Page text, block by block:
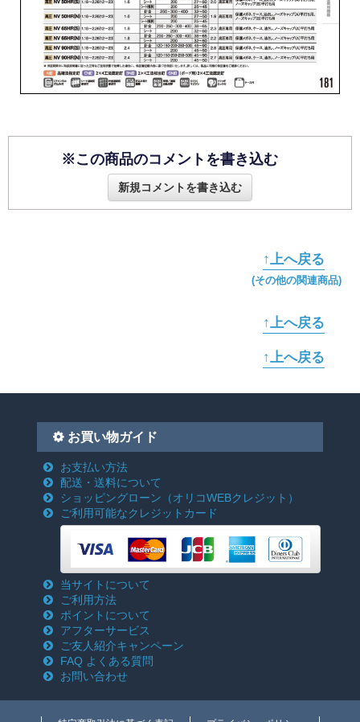
※この商品のコメントを書き込む
新規コメントを書き込む
↑上へ戻る
(その他の関連商品)
↑上へ戻る
↑上へ戻る
お買い物ガイド
お支払い方法
配送・送料について
ショッピングローン （オリコWEBクレジット）
ご利用可能なクレジットカード
当サイトについて
ご利用方法
ポイントについて
アフターサービス
ご友人紹介キャンペーン
FAQ よくある質問
お問い合わせ